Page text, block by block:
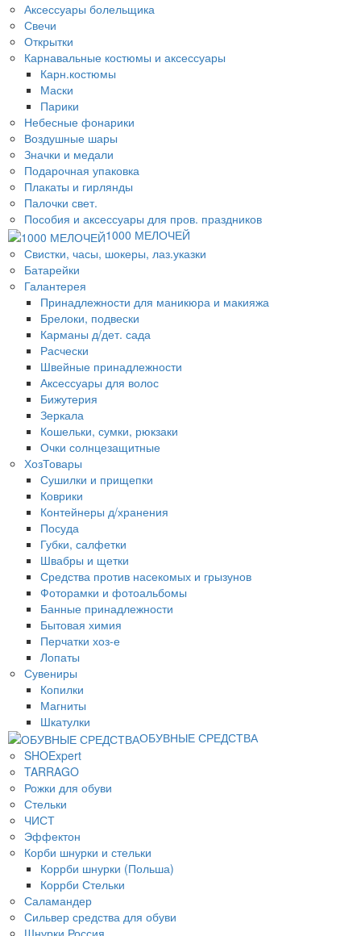
Аксессуары болельщика
Свечи
Открытки
Карнавальные костюмы и аксессуары
Карн.костюмы
Маски
Парики
Небесные фонарики
Воздушные шары
Значки и медали
Подарочная упаковка
Плакаты и гирлянды
Палочки свет.
Пособия и аксессуары для пров. праздников
1000 МЕЛОЧЕЙ
Свистки, часы, шокеры, лаз.указки
Батарейки
Галантерея
Принадлежности для маникюра и макияжа
Брелоки, подвески
Карманы д/дет. сада
Расчески
Швейные принадлежности
Аксессуары для волос
Бижутерия
Зеркала
Кошельки, сумки, рюкзаки
Очки солнцезащитные
ХозТовары
Сушилки и прищепки
Коврики
Контейнеры д/хранения
Посуда
Губки, салфетки
Швабры и щетки
Средства против насекомых и грызунов
Фоторамки и фотоальбомы
Банные принадлежности
Бытовая химия
Перчатки хоз-е
Лопаты
Сувениры
Копилки
Магниты
Шкатулки
ОБУВНЫЕ СРЕДСТВА
SHOExpert
TARRAGO
Рожки для обуви
Стельки
ЧИСТ
Эффектон
Корби шнурки и стельки
Коррби шнурки (Польша)
Коррби Стельки
Саламандер
Сильвер средства для обуви
Шнурки Россия